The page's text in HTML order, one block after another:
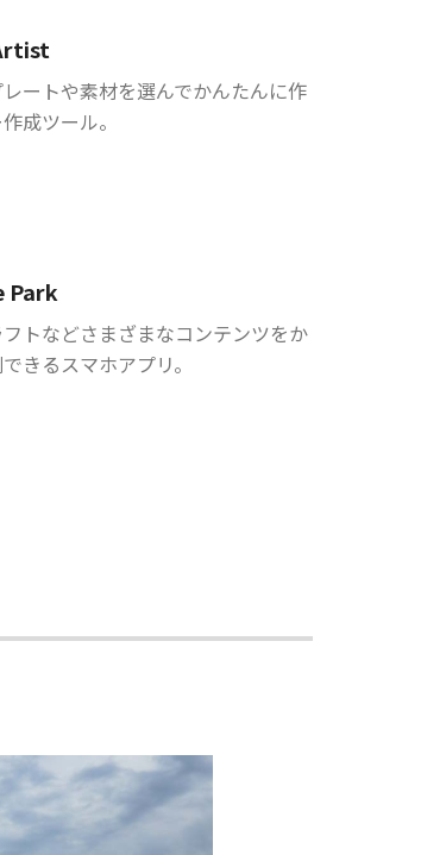
ートや素材を選んでかんたんに作
成ツール。
Park
トなどさまざまなコンテンツをか
きるスマホアプリ。